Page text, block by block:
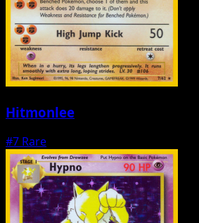
Hitmonlee
#7 Rare